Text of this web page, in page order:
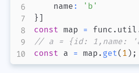
    name
:
'b'
} ]
const map = func . util
// a = {id: 1,name:
const a = map . get( 1 ) ;